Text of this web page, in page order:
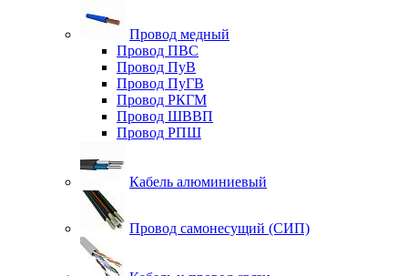
Провод медный
Провод ПВС
Провод ПуВ
Провод ПуГВ
Провод РКГМ
Провод ШВВП
Провод РПШ
Кабель алюминиевый
Провод самонесущий (СИП)